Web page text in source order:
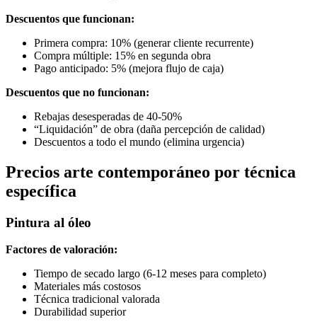
Descuentos que funcionan:
Primera compra: 10% (generar cliente recurrente)
Compra múltiple: 15% en segunda obra
Pago anticipado: 5% (mejora flujo de caja)
Descuentos que no funcionan:
Rebajas desesperadas de 40-50%
“Liquidación” de obra (daña percepción de calidad)
Descuentos a todo el mundo (elimina urgencia)
Precios arte contemporáneo por técnica
específica
Pintura al óleo
Factores de valoración:
Tiempo de secado largo (6-12 meses para completo)
Materiales más costosos
Técnica tradicional valorada
Durabilidad superior